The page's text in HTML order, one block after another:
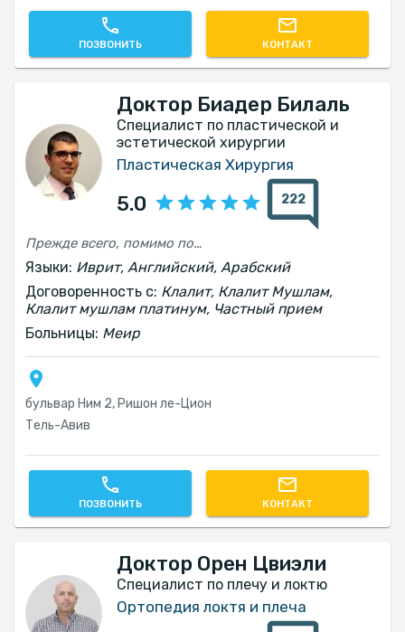
ПОЗВОНИТЬ КОНТАКТ
Доктор Биадер Билаль
Специалист по пластической и
эстетической хирургии
Пластическая Хирургия
5.0 222
Прежде всего, помимо потрясающего профessionализма, речь идет о человечном, приятном и невероятно отзывчивом враче, который в то же время является профессионалом самого высокого уровня. Очень доволен и уверен, что снова обращусь к его золотым рукам
Языки: Иврит, Английский, Арабский
Договоренность с: Клалит, Клалит Мушлам,
Клалит мушлам платинум, Частный прием
Больницы: Меир
бульвар Ним 2, Ришон ле-Цион
Тель-Авив‎
ПОЗВОНИТЬ КОНТАКТ
Доктор Орен Цвиэли
Специалист по плечу и локтю
Ортопедия локтя и плеча